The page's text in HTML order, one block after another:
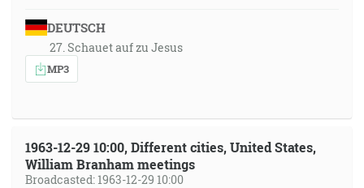
DEUTSCH
27. Schauet auf zu Jesus
MP3
1963-12-29 10:00, Different cities, United States,
William Branham meetings
Broadcasted: 1963-12-29 10:00